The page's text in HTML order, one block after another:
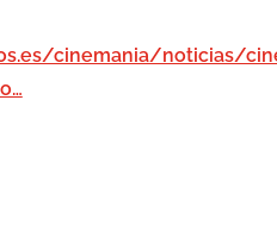
cinemania/noticias/